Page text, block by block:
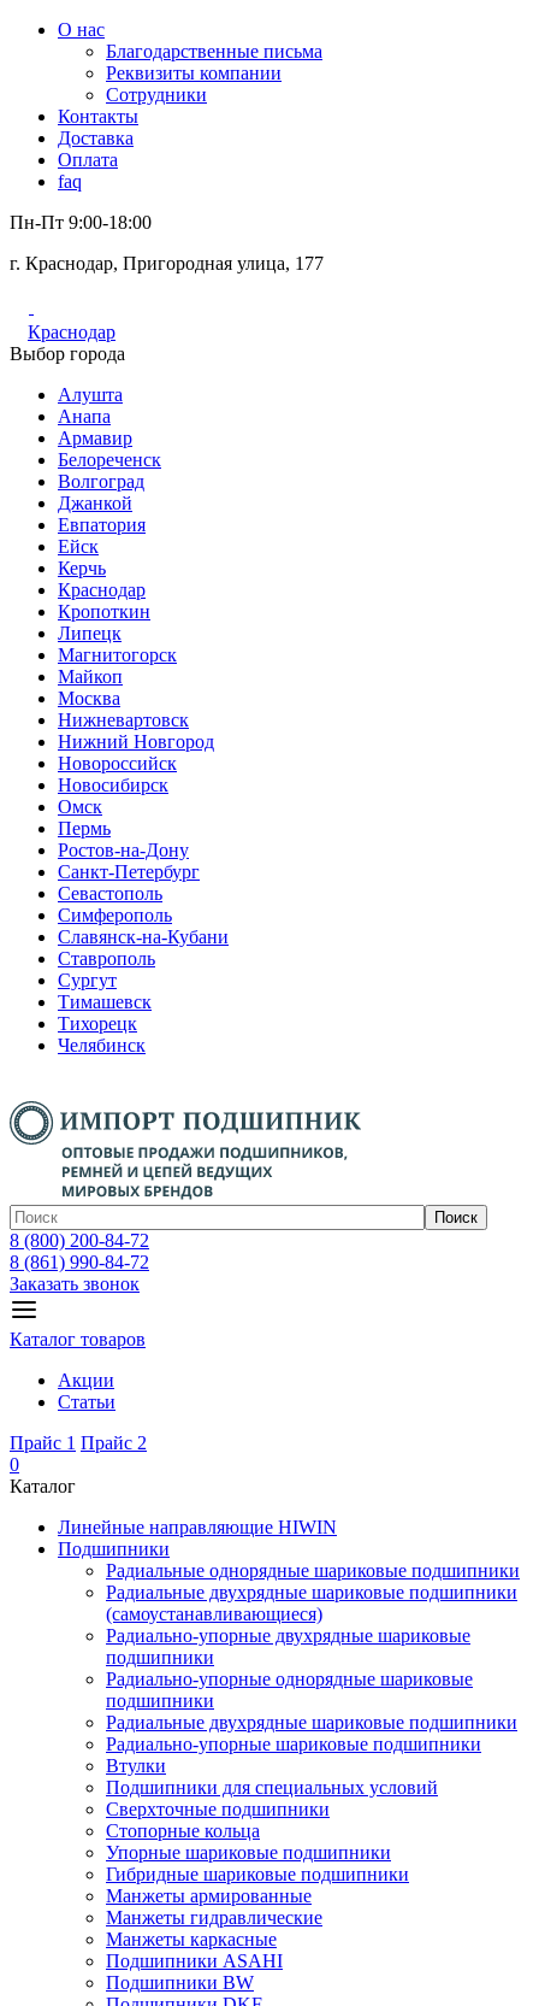
О нас
Благодарственные письма
Реквизиты компании
Сотрудники
Контакты
Доставка
Оплата
faq
Пн-Пт 9:00-18:00
г. Краснодар, Пригородная улица, 177
Краснодар
Выбор города
Алушта
Анапа
Армавир
Белореченск
Волгоград
Джанкой
Евпатория
Ейск
Керчь
Краснодар
Кропоткин
Липецк
Магнитогорск
Майкоп
Москва
Нижневартовск
Нижний Новгород
Новороссийск
Новосибирск
Омск
Пермь
Ростов-на-Дону
Санкт-Петербург
Севастополь
Симферополь
Славянск-на-Кубани
Ставрополь
Сургут
Тимашевск
Тихорецк
Челябинск
Поиск
8 (800) 200-84-72
8 (861) 990-84-72
Заказать звонок
Каталог товаров
Акции
Статьи
Прайс 1 Прайс 2
0
Каталог
Линейные направляющие HIWIN
Подшипники
Радиальные однорядные шариковые подшипники
Радиальные двухрядные шариковые подшипники
(самоустанавливающиеся)
Радиально-упорные двухрядные шариковые
подшипники
Радиально-упорные однорядные шариковые
подшипники
Радиальные двухрядные шариковые подшипники
Радиально-упорные шариковые подшипники
Втулки
Подшипники для специальных условий
Сверхточные подшипники
Стопорные кольца
Упорные шариковые подшипники
Гибридные шариковые подшипники
Манжеты армированные
Манжеты гидравлические
Манжеты каркасные
Подшипники ASAHI
Подшипники BW